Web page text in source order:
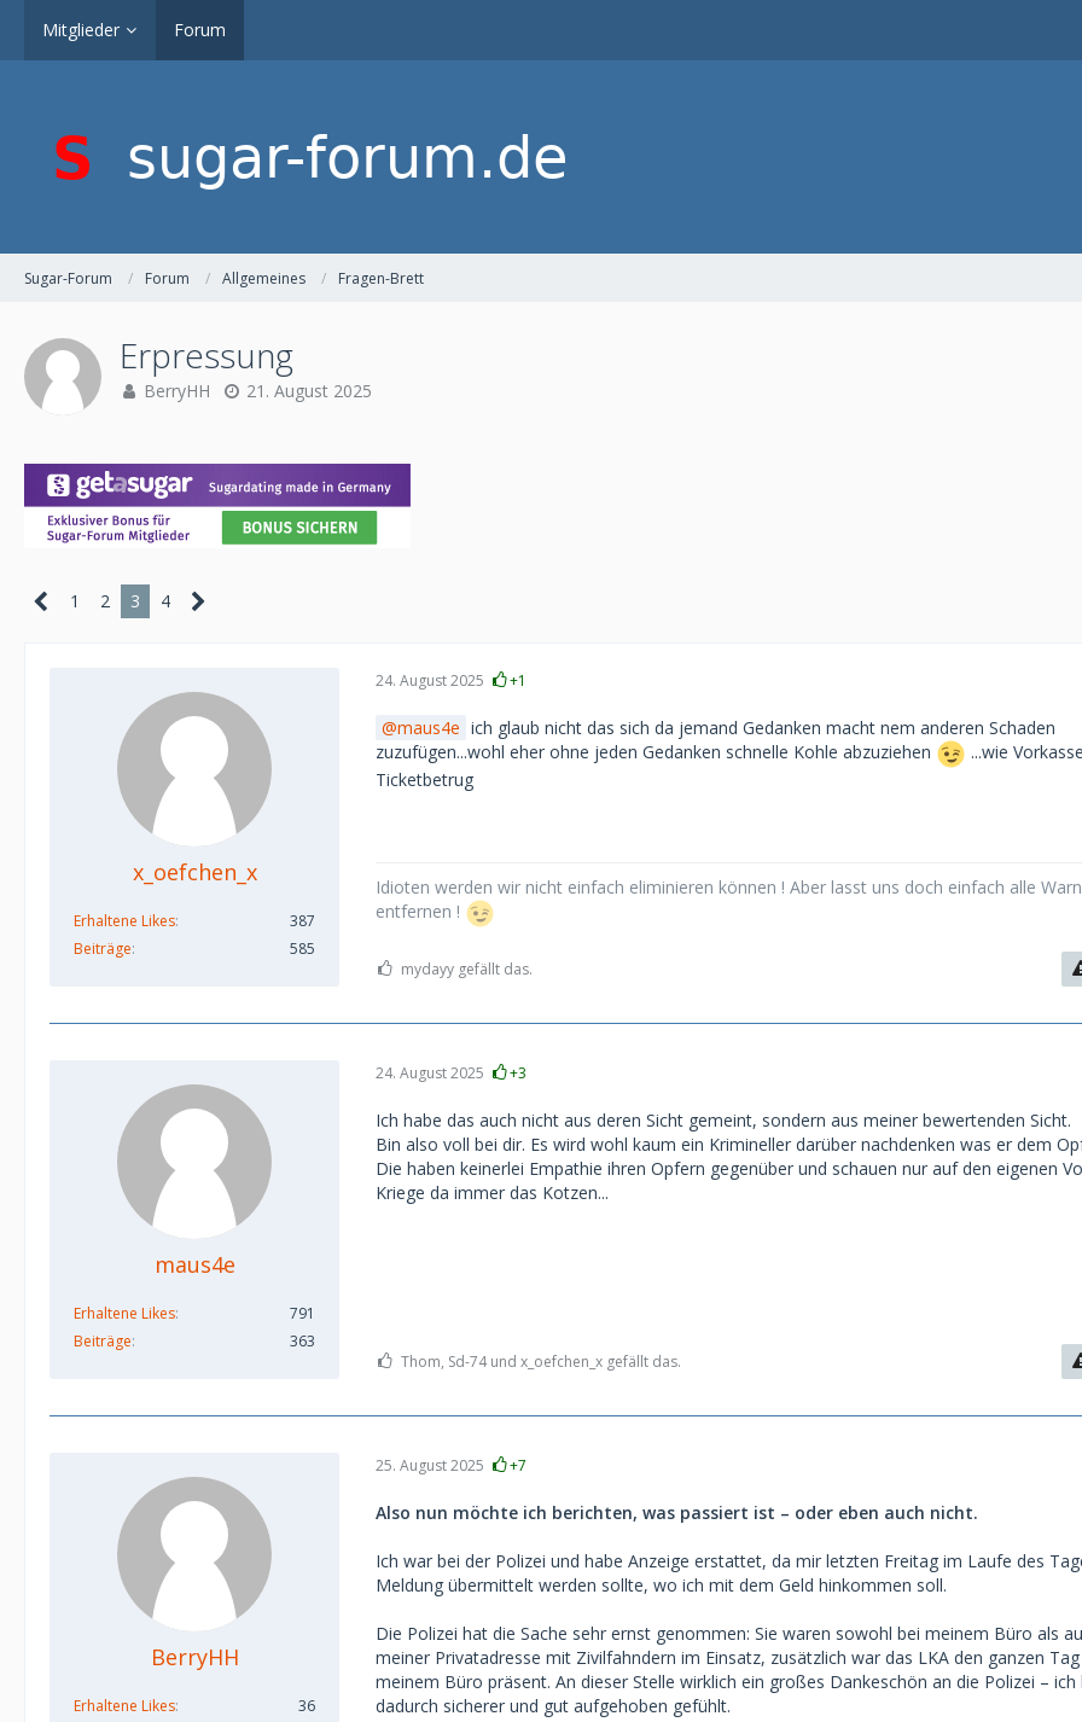
Mitglieder Forum
Sugar-Forum Forum Allgemeines Fragen-Brett
Erpressung
BerryHH 21. August 2025
1 2 3 4
x_oefchen_x
Erhaltene Likes
387
Beiträge
585
24. August 2025 +1
maus4e ich glaub nicht das sich da jemand Gedanken macht nem anderen Schaden
zuzufügen...wohl eher ohne jeden Gedanken schnelle Kohle abzuziehen
...wie
Ticketbetrug
Idioten werden wir nicht einfach eliminieren können ! Aber lasst uns doch einfach alle
entfernen !
mydayy gefällt das.
maus4e
Erhaltene Likes
791
Beiträge
363
24. August 2025 +3
Ich habe das auch nicht aus deren Sicht gemeint, sondern aus meiner bewertenden Sicht.
Bin also voll bei dir. Es wird wohl kaum ein Krimineller darüber nachdenken was er dem
Die haben keinerlei Empathie ihren Opfern gegenüber und schauen nur auf den eigenen
Kriege da immer das Kotzen...
Thom, Sd-74 und x_oefchen_x gefällt das.
BerryHH
Erhaltene Likes
36
25. August 2025 +7
Also nun möchte ich berichten, was passiert ist – oder eben auch nicht.
Ich war bei der Polizei und habe Anzeige erstattet, da mir letzten Freitag im Laufe des
Meldung übermittelt werden sollte, wo ich mit dem Geld hinkommen soll.
Die Polizei hat die Sache sehr ernst genommen: Sie waren sowohl bei meinem Büro als
meiner Privatadresse mit Zivilfahndern im Einsatz, zusätzlich war das LKA den ganzen
meinem Büro präsent. An dieser Stelle wirklich ein großes Dankeschön an die Polizei – ich
dadurch sicherer und gut aufgehoben gefühlt.